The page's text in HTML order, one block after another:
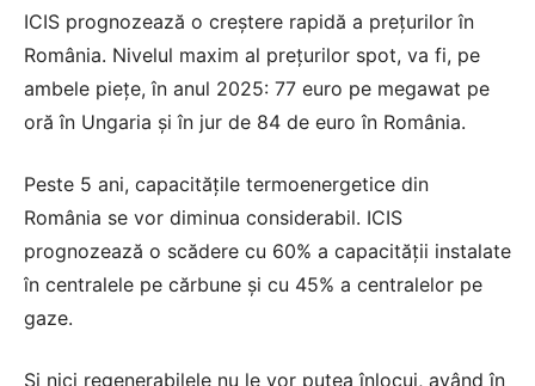
ICIS prognozează o creștere rapidă a prețurilor în
România. Nivelul maxim al prețurilor spot, va fi, pe
ambele piețe, în anul 2025: 77 euro pe megawat pe
oră în Ungaria și în jur de 84 de euro în România.
Peste 5 ani, capacitățile termoenergetice din
România se vor diminua considerabil. ICIS
prognozează o scădere cu 60% a capacității instalate
în centralele pe cărbune și cu 45% a centralelor pe
gaze.
Și nici regenerabilele nu le vor putea înlocui, având în